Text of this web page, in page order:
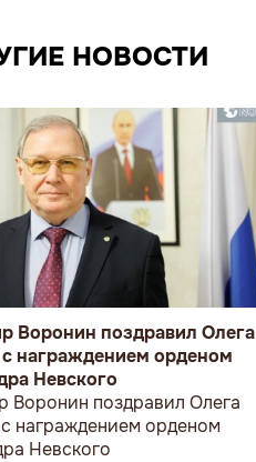
НОВОСТИ
Воронин поздравил Олега
награждением орденом
Невского
Воронин поздравил Олега
награждением орденом
Невского